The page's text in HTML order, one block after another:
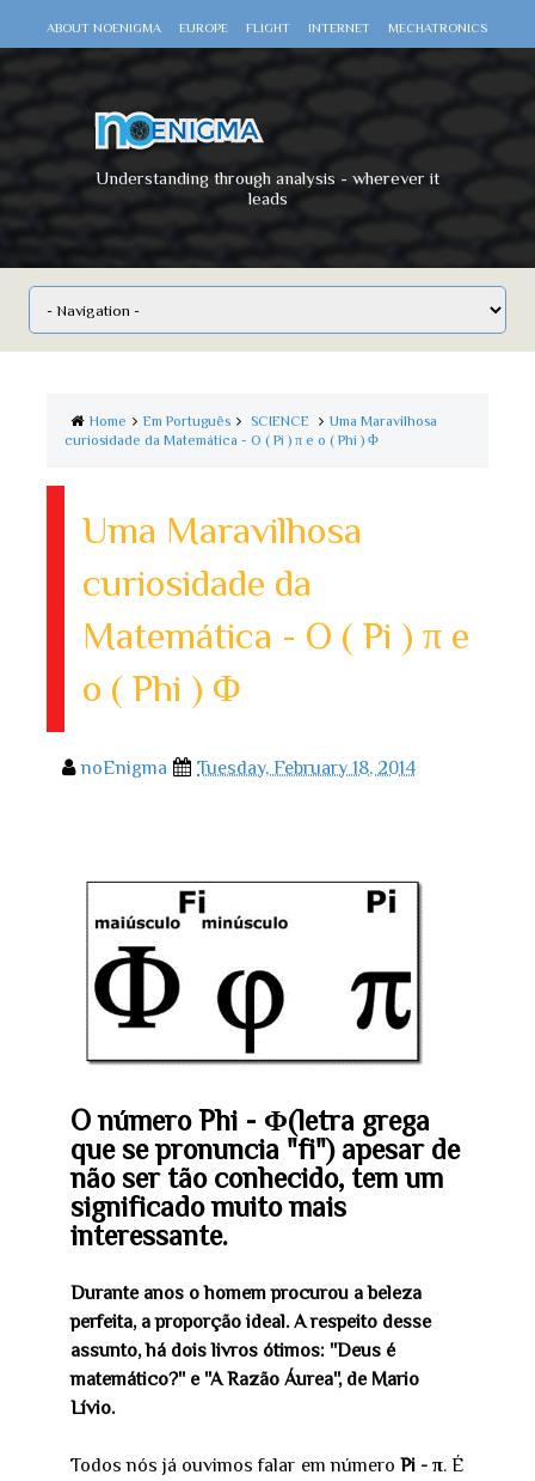
ABOUT NOENIGMA EUROPE FLIGHT INTERNET MECHATRONICS
Understanding through analysis - wherever it
leads
Home Em Português SCIENCE
Uma Maravilhosa
curiosidade da Matemática - O ( Pi ) π e o ( Phi ) Φ
Uma Maravilhosa
curiosidade da
Matemática - O ( Pi ) π e
o ( Phi ) Φ
noEnigma Tuesday, February 18, 2014
O número Phi - Φ(letra grega
que se pronuncia "fi") apesar de
não ser tão conhecido, tem um
significado muito mais
interessante.
Durante anos o homem procurou a beleza
perfeita, a proporção ideal. A respeito desse
assunto, há dois livros ótimos: ''Deus é
matemático?'' e ''A Razão Áurea'', de Mario
Lívio.
Todos nós já ouvimos falar em número Pi - π. É